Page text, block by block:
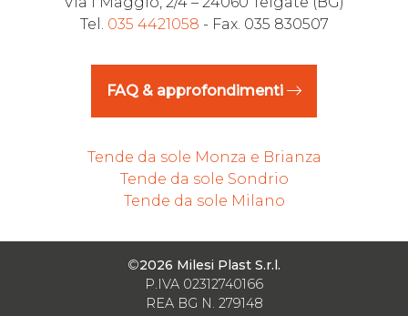
Tel. 035 4421058 - Fax. 035 830507
FAQ & approfondimenti
Tende da sole Monza e Brianza
Tende da sole Sondrio
Tende da sole Milano
©2026 Milesi Plast S.r.l.
P.IVA 02312740166
REA BG N. 279148